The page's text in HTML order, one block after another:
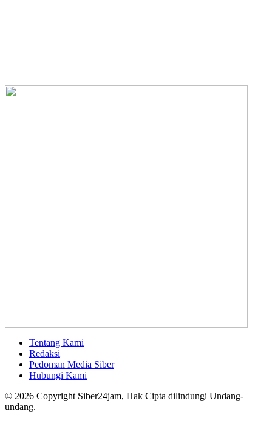
Tentang Kami
Redaksi
Pedoman Media Siber
Hubungi Kami
© 2026 Copyright Siber24jam, Hak Cipta dilindungi Undang-
undang.